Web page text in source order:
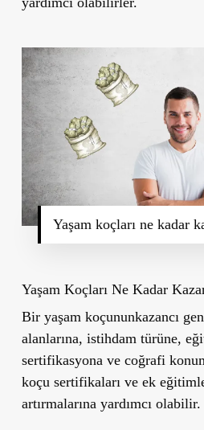
Yaşam koçları ne kadar
Yaşam Koçları Ne Kadar
Bir yaşam koçununkazancı
alanlarına, istihdam türüne,
sertifikasyona ve coğrafi
koçu sertifikaları ve ek
artırmalarına yardımcı olabilir.